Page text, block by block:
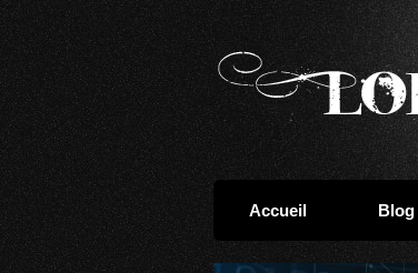
Accueil Blog